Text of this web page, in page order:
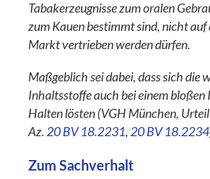
Tabakerzeugnisse zum oralen
zum Kauen bestimmt sind, nicht auf
Markt vertrieben werden dürfen.
Maßgeblich sei dabei, dass sich die
Inhaltsstoffe auch bei einem
Halten lösten (VGH München,
Az.20 BV 18.2231,20 BV 18.2234
Zum Sachverhalt